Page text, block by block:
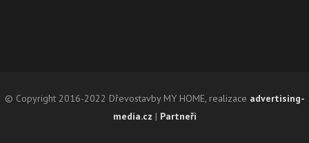
© Copyright 2016-2022 Dřevostavby MY HOME, realizace advertising-
media.cz | Partneři